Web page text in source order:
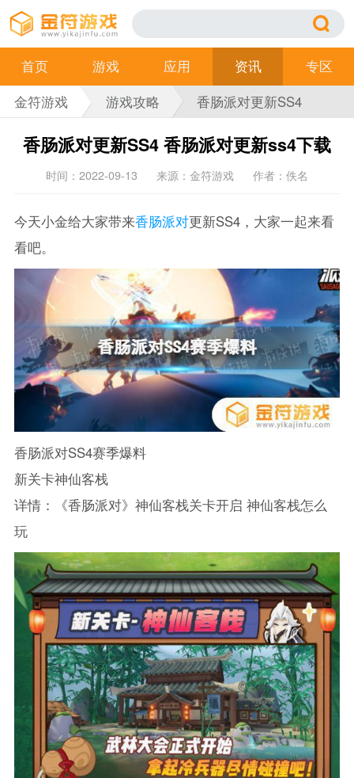
首页 游戏 应用 资讯
专区
金符游戏
游戏攻略 香肠派对更新SS4
香肠派对更新SS4 香肠派对更新ss4下载
时间：2022-09-13 来源：金符游戏 作者：佚名
今天小金给大家带来香肠派对更新SS4，大家一起来看
看吧。
香肠派对SS4赛季爆料
新关卡神仙客栈
详情：《香肠派对》神仙客栈关卡开启 神仙客栈怎么
玩